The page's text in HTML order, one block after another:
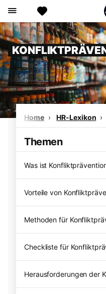
Home HR-Lexikon
Themen
Was ist
Vorteile von
Methoden für
Checkliste für
Herausforderungen der